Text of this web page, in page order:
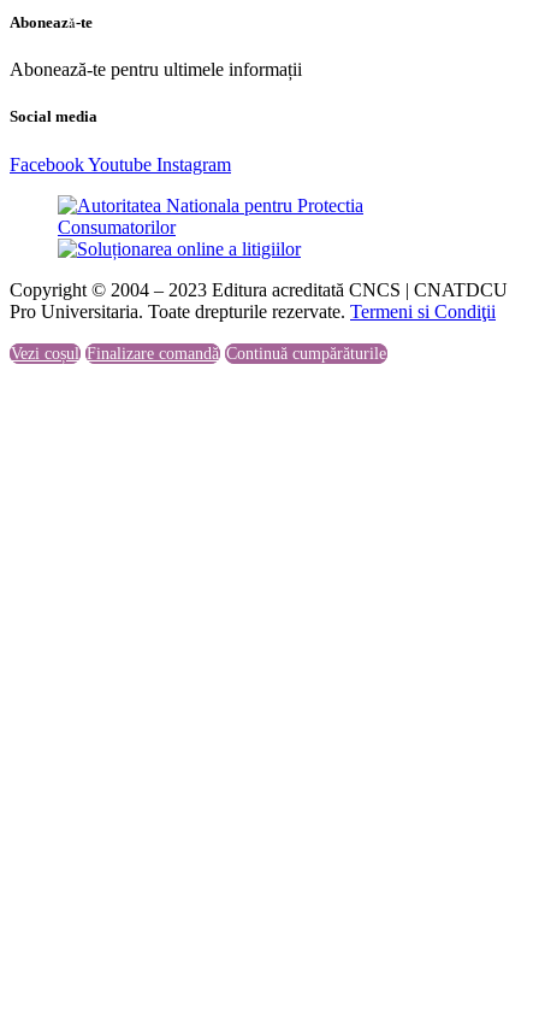
Abonează-te
Abonează-te pentru ultimele informații
Social media
FacebookYoutube Instagram
Copyright © 2004 – 2023 Editura acreditată CNCS | CNATDCU
Pro Universitaria. Toate drepturile rezervate. Termeni si Condiţii
Vezi coșul Finalizare comandă Continuă cumpărăturile